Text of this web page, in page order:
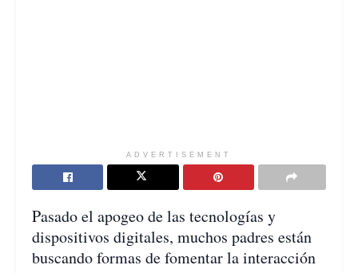
ADVERTISEMENT
Pasado el apogeo de las tecnologías y
dispositivos digitales, muchos padres están
buscando formas de fomentar la interacción